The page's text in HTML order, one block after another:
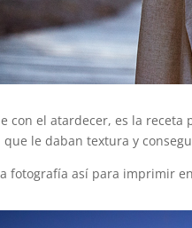
con el atardecer, es la
que le daban textura y
fotografía así para imprimir